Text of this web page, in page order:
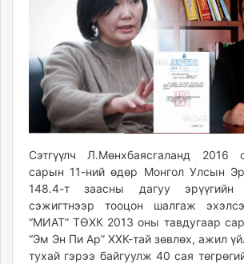
Livetv.mn
Eguur.mn
24tsag.mn
shuud.mn
eagle.mn
ergelt.mn
zarig.mn
today.mn
zuv.mn
mminfo.mn
ugluu.mn
Сэтгүүлч Л.Мөнхбаясгаланд 2016
сарын 11-ний өдөр Монгол Улсын
148.4-т заасны дагуу эрүүгийн
сэжигтнээр тооцон шалгаж
“МИАТ” ТӨХК 2013 оны тавдугаар
“Эм Эн Пи Ар” ХХК-тай зөвлөх, ажил
тухай гэрээ байгуулж 40 сая